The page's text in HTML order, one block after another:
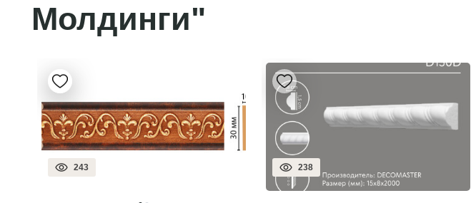
Молдинги"
243 238